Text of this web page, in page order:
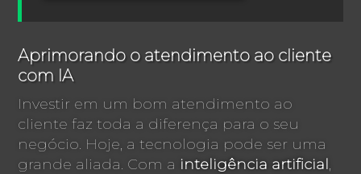
Aprimorando o atendimento ao cliente
com IA
Investir em um bom atendimento ao
cliente faz toda a diferença para o seu
negócio. Hoje, a tecnologia pode ser uma
grande aliada. Com a inteligência artificial,